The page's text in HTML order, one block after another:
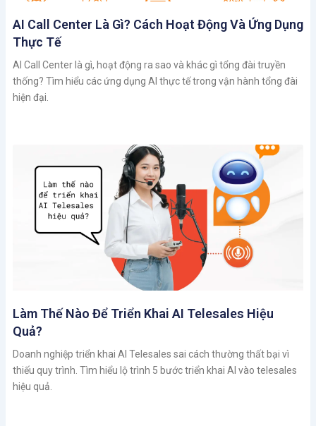
AI Call Center Là Gì? Cách Hoạt Động Và Ứng Dụng
Thực Tế
AI Call Center là gì, hoạt động ra sao và khác gì tổng đài truyền
thống? Tìm hiểu các ứng dụng AI thực tế trong vận hành tổng đài
hiện đại.
Làm Thế Nào Để Triển Khai AI Telesales Hiệu
Quả?
Doanh nghiệp triển khai AI Telesales sai cách thường thất bại vì
thiếu quy trình. Tìm hiểu lộ trình 5 bước triển khai AI vào telesales
hiệu quả.